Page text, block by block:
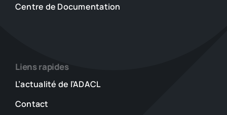
Centre de Documentation
Liens rapides
L’actualité de l’ADACL
Contact